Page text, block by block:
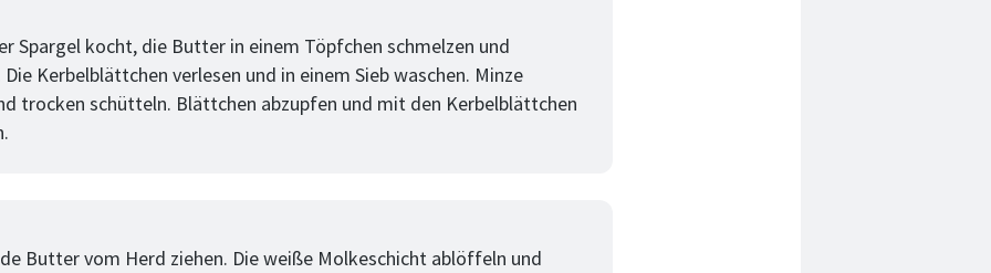
Spargel kocht, die Butter in einem Töpfchen schmelzen und
Kerbelblättchen verlesen und in einem Sieb waschen. Minze
trocken schütteln. Blättchen abzupfen und mit den Kerbelblättchen
Butter vom Herd ziehen. Die weiße Molkeschicht ablöffeln und